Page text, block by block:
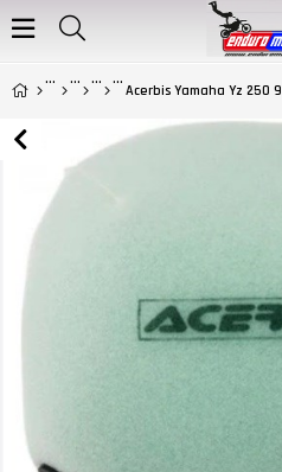
Acerbis Yamaha Yz 250